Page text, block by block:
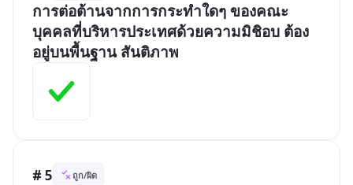
การต่อต้านจากการกระทำใดๆ ของคณะ
บุคคลที่บริหารประเทศด้วยความมิชิอบ ต้อง
อยู่บนพื้นฐาน สันติภาพ
# 5 ถูก/ผิด